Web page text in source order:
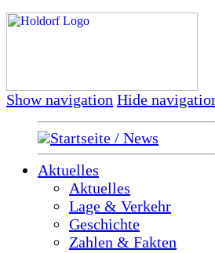
Show navigation Hide
Startseite / News
Aktuelles
Aktuelles
Lage & Verkehr
Geschichte
Zahlen & Fakten